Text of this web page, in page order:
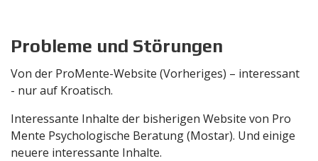
Probleme und Störungen
Von der ProMente-Website (Vorheriges) – interessant
- nur auf Kroatisch.
Interessante Inhalte der bisherigen Website von Pro
Mente Psychologische Beratung (Mostar). Und einige
neuere interessante Inhalte.